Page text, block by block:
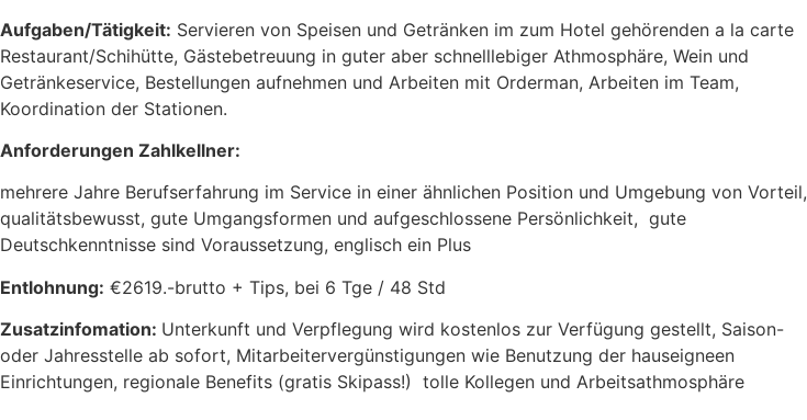
Aufgaben/Tätigkeit: Servieren von Speisen und Getränken im zum Hotel gehörenden a la carte
Restaurant/Schihütte, Gästebetreuung in guter aber schnelllebiger Athmosphäre, Wein und
Getränkeservice, Bestellungen aufnehmen und Arbeiten mit Orderman, Arbeiten im Team,
Koordination der Stationen.
Anforderungen Zahlkellner:
mehrere Jahre Berufserfahrung im Service in einer ähnlichen Position und Umgebung von Vorteil,
qualitätsbewusst, gute Umgangsformen und aufgeschlossene Persönlichkeit, gute
Deutschkenntnisse sind Voraussetzung, englisch ein Plus
Entlohnung: €2619.-brutto + Tips, bei 6 Tge / 48 Std
Zusatzinfomation: Unterkunft und Verpflegung wird kostenlos zur Verfügung gestellt, Saison-
oder Jahresstelle ab sofort, Mitarbeitervergünstigungen wie Benutzung der hauseigneen
Einrichtungen, regionale Benefits (gratis Skipass!) tolle Kollegen und Arbeitsathmosphäre